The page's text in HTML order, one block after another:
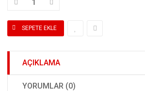
AÇIKLAMA
YORUMLAR (0)